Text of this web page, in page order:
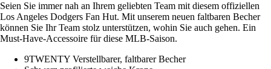
Seien Sie immer nah an Ihrem geliebten Team mit diesem offiziellen
Los Angeles Dodgers Fan Hut. Mit unserem neuen faltbaren Becher
können Sie Ihr Team stolz unterstützen, wohin Sie auch gehen. Ein
Must-Have-Accessoire für diese MLB-Saison.
9TWENTY Verstellbarer, faltbarer Becher